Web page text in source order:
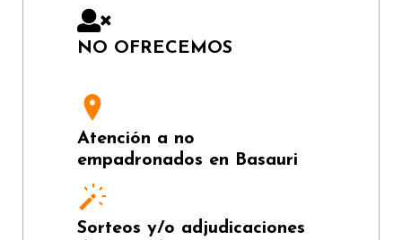
NO OFRECEMOS
Atención a no
empadronados en Basauri
Sorteos y/o adjudicaciones